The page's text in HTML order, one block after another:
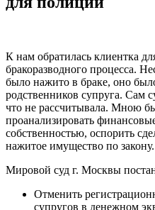
К нам обратилась клиентка
бракоразводного процесса.
было нажито в браке, оно
родственников супруга. Сам
что не рассчитывала. Мною
проанализировать
собственностью, оспорить
нажитое имущество по
Мировой суд г. Москвы
Отменить
супругов в денежном